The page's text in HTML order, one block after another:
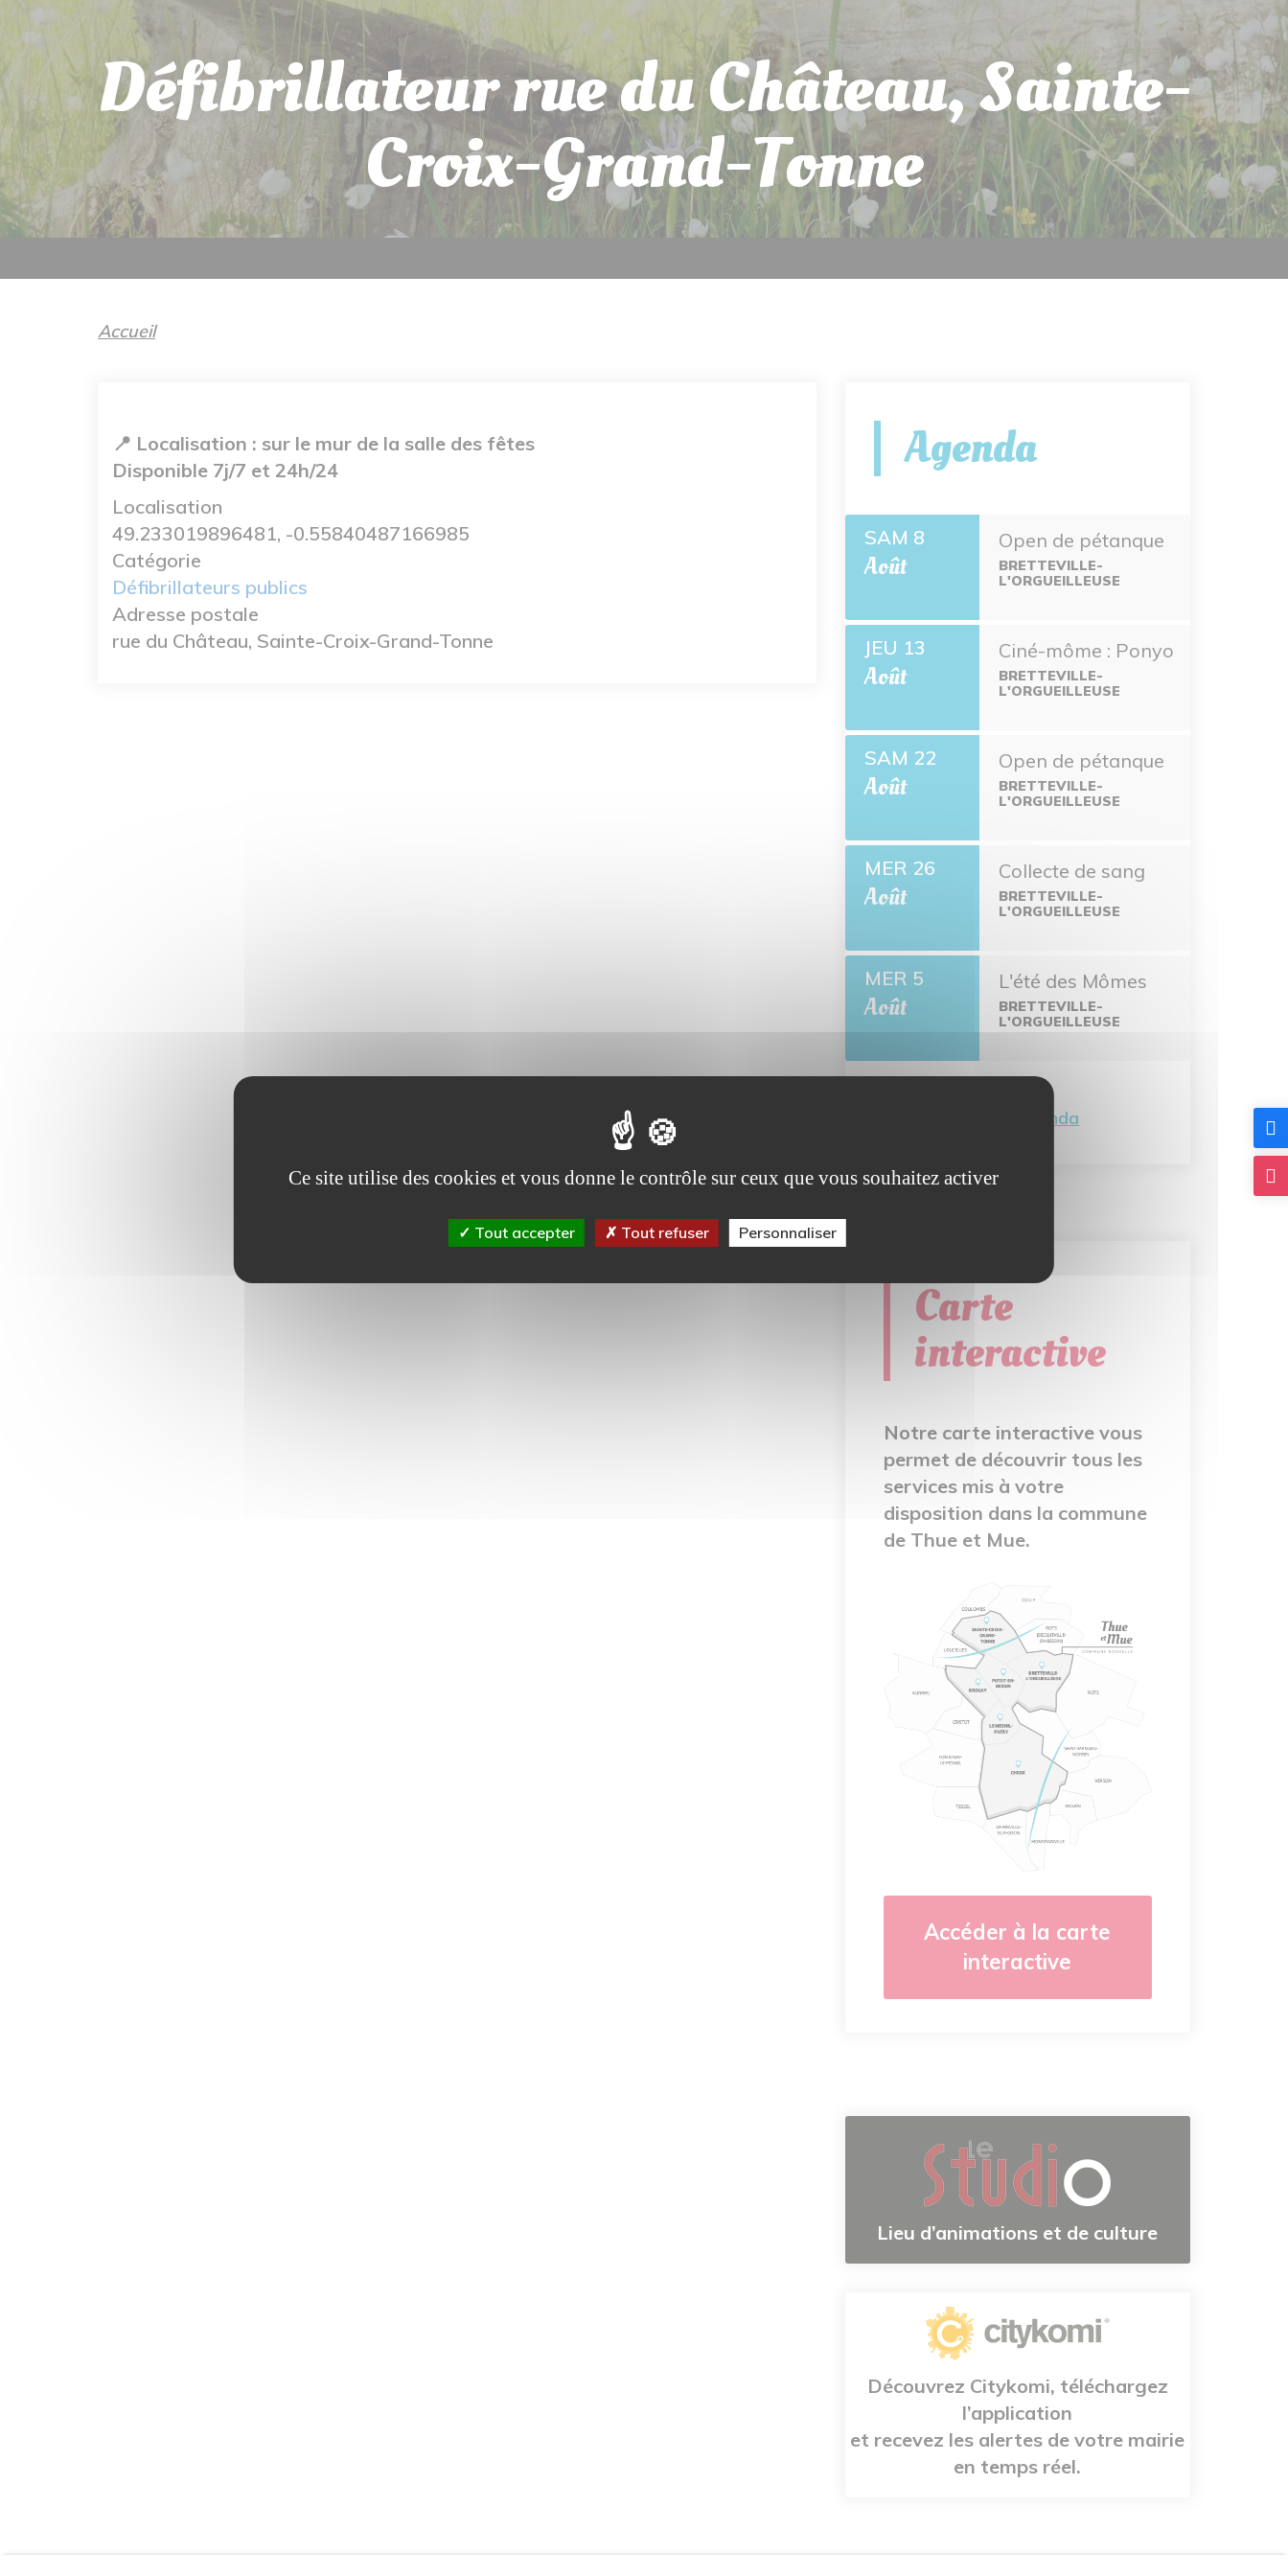
Défibrillateur rue du Château, Sainte-
Croix-Grand-Tonne
Accueil
📍 Localisation : sur le mur de la salle des fêtes
Disponible 7j/7 et 24h/24
Localisation
49.233019896481, -0.55840487166985
Catégorie
Défibrillateurs publics
Adresse postale
rue du Château, Sainte-Croix-Grand-Tonne
Agenda
SAM 8
Août
Open de pétanque
BRETTEVILLE-
L'ORGUEILLEUSE
JEU 13
Août
Ciné-môme : Ponyo
BRETTEVILLE-
L'ORGUEILLEUSE
SAM 22
Août
Open de pétanque
BRETTEVILLE-
L'ORGUEILLEUSE
MER 26
Août
Collecte de sang
BRETTEVILLE-
L'ORGUEILLEUSE
MER 5
Août
L'été des Mômes
BRETTEVILLE-
L'ORGUEILLEUSE
Tout l'agenda
Carte
interactive
Notre carte interactive vous
permet de découvrir tous les
services mis à votre
disposition dans la commune
de Thue et Mue.
Accéder à la carte
interactive
Lieu d’animations et de culture
Découvrez Citykomi, téléchargez
l’application
et recevez les alertes de votre mairie
en temps réel.
Ce site utilise des cookies et vous donne le contrôle sur ceux que vous souhaitez activer
Tout accepter Tout refuser Personnaliser